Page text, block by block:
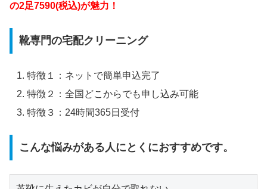
の2足7590(税込)が魅力！
靴専門の宅配クリーニング
特徴１：ネットで簡単申込完了
特徴２：全国どこからでも申し込み可能
特徴３：24時間365日受付
こんな悩みがある人にとくにおすすめです。